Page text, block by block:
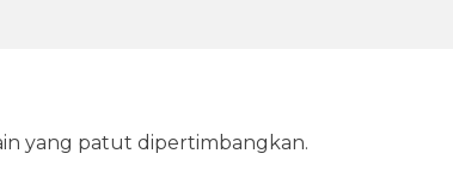
yang patut dipertimbangkan.